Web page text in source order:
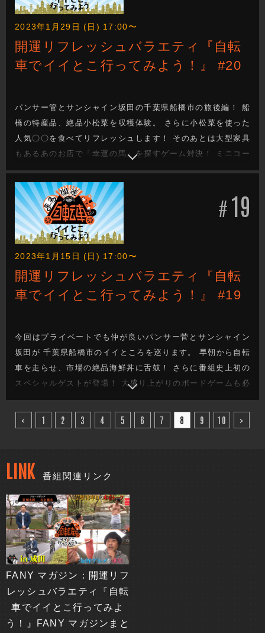
2023年1月29日 (日) 17:00〜
開運リフレッシュバラエティ『自転
車でイイとこ行ってみよう！』 #20
パンサー管とサンシャイン坂田の千葉県船橋市の旅後編！ 船
橋の特産品、絶品小松菜を収穫体験。 さらに小松菜を使った
人気〇〇を食べてリフレッシュします！ そのあとは大型家具
もあるあのお店で「幸運の馬」を探すゲーム対決！ ミニコー
ナーではゆったり感の二人が、特別養護老人ホームでの機械
浴槽をご紹介。
#19
2023年1月15日 (日) 17:00〜
開運リフレッシュバラエティ『自転
車でイイとこ行ってみよう！』 #19
今回はプライベートでも仲が良いパンサー菅とサンシャイン
坂田が 千葉県船橋市のイイところを巡ります。 早朝から自転
車を走らせ、市場の絶品海鮮丼に舌鼓！ さらに番組史上初の
スペシャルゲストが登場！ 大盛り上がりのボードゲームも必
見！ ミニコーナーではゆったり感の二人が特別養護老人ホー
ムをご紹介
< 1 2 3 4 5 6 7 8 9 10 >
LINK 番組関連リンク
FANY マガジン：開運リフ
レッシュバラエティ『自転
車でイイとこ行ってみよ
う！』FANY マガジンまと